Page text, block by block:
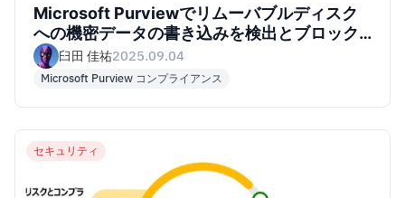
Microsoft Purviewでリムーバブルディスク
への機密データの書き込みを検出とブロック
してみた
臼田 佳祐2025.09.04
Microsoft Purview コンプライアンス
セキュリティ